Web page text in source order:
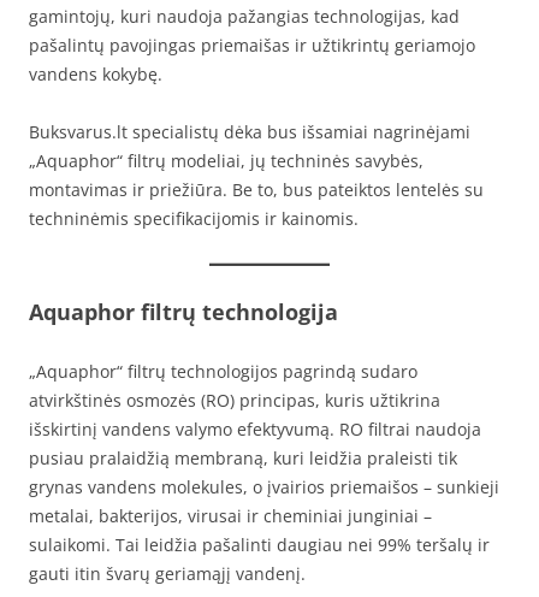
gamintojų, kuri naudoja pažangias technologijas, kad
pašalintų pavojingas priemaišas ir užtikrintų geriamojo
vandens kokybę.
Buksvarus.lt specialistų dėka bus išsamiai nagrinėjami
„Aquaphor“ filtrų modeliai, jų techninės savybės,
montavimas ir priežiūra. Be to, bus pateiktos lentelės su
techninėmis specifikacijomis ir kainomis.
Aquaphor filtrų technologija
„Aquaphor“ filtrų technologijos pagrindą sudaro
atvirkštinės osmozės (RO) principas, kuris užtikrina
išskirtinį vandens valymo efektyvumą. RO filtrai naudoja
pusiau pralaidžią membraną, kuri leidžia praleisti tik
grynas vandens molekules, o įvairios priemaišos – sunkieji
metalai, bakterijos, virusai ir cheminiai junginiai –
sulaikomi. Tai leidžia pašalinti daugiau nei 99% teršalų ir
gauti itin švarų geriamąjį vandenį.